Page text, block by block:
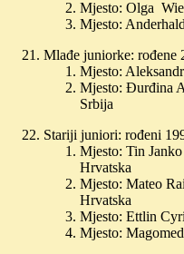
Mjesto: Olga
Mjesto:
Mlađe juniorke: rođene
Mjesto:
Mjesto: Đurđina
Srbija
Stariji juniori: rođeni
Mjesto: Tin
Hrvatska
Mjesto: Mateo
Hrvatska
Mjesto: Ettlin
Mjesto: